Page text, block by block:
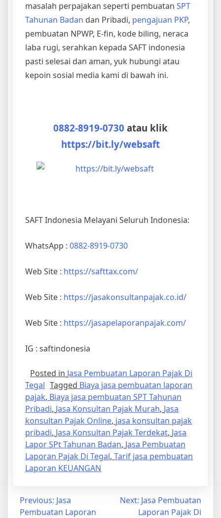
masalah perpajakan seperti pembuatan SPT
Tahunan Badan dan Pribadi, pengajuan PKP,
pembuatan NPWP, E-fin, kode biling, neraca
laba rugi, serahkan kepada SAFT indonesia
pasti selesai dan aman, yuk hubungi atau
kepoin sosial media kami di bawah ini.
0882-8919-0730 atau klik
https://bit.ly/websaft
SAFT Indonesia Melayani Seluruh Indonesia:
WhatsApp : 0882-8919-0730
Web Site : https://safttax.com/
Web Site : https://jasakonsultanpajak.co.id/
Web Site : https://jasapelaporanpajak.com/
IG : saftindonesia
Posted in Jasa Pembuatan Laporan Pajak Di
Tegal Tagged Biaya jasa pembuatan laporan
pajak, Biaya jasa pembuatan SPT Tahunan
Pribadi, Jasa Konsultan Pajak Murah, Jasa
konsultan Pajak Online, jasa konsultan pajak
pribadi, Jasa Konsultan Pajak Terdekat, Jasa
Lapor SPt Tahunan Badan, Jasa Pembuatan
Laporan Pajak Di Tegal, Tarif jasa pembuatan
Laporan KEUANGAN
Previous: Jasa
Pembuatan Laporan
Next: Jasa Pembuatan
Laporan Pajak Di